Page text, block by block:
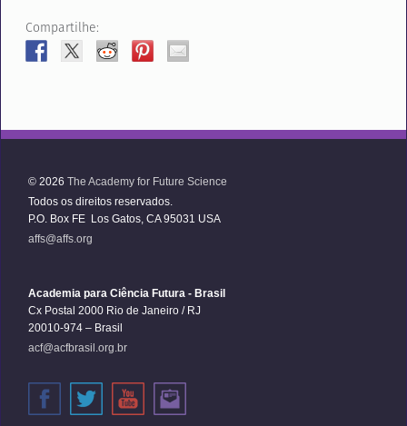
Compartilhe:
© 2026 The Academy for Future Science
Todos os direitos reservados.
P.O. Box FE Los Gatos, CA 95031 USA
affs@affs.org
Academia para Ciência Futura - Brasil
Cx Postal 2000 Rio de Janeiro / RJ
20010-974 – Brasil
acf@acfbrasil.org.br